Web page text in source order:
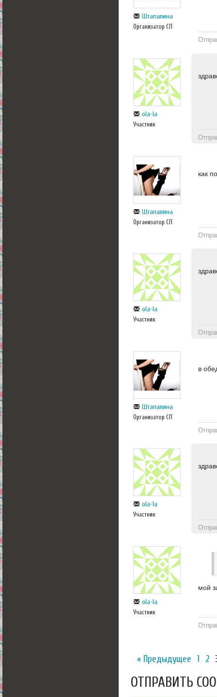
Штапалина
Организатор СП
ola-la
Участник
Штапалина
Организатор СП
как
ola-la
Участник
Штапалина
Организатор СП
в
ola-la
Участник
ola-la
Участник
мой
« Предыдущее 1 2
ОТПРАВИТЬ